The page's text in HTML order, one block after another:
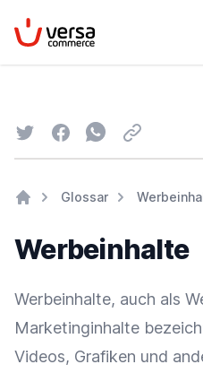
VersaCommerce
TwitterFacebookWhatsapp
Email
Glossar
Werbeinhalte
Werbeinhalte, auch als
Marketinginhalte
Videos, Grafiken und